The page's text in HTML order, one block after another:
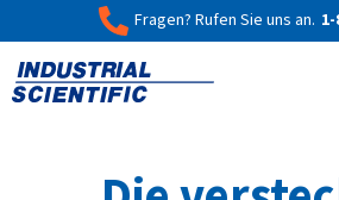
Fragen? Rufen Sie uns an.